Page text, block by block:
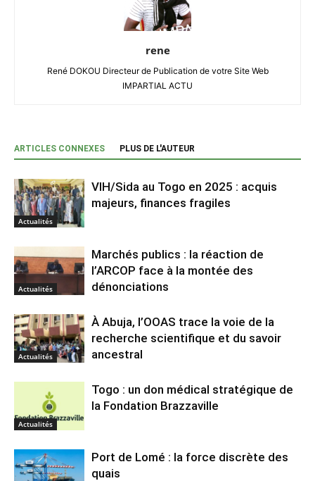
rene
René DOKOU Directeur de Publication de votre Site Web
IMPARTIAL ACTU
ARTICLES CONNEXES PLUS DE L'AUTEUR
Actualités
VIH/Sida au Togo en 2025 : acquis
majeurs, finances fragiles
Actualités
Marchés publics : la réaction de
l’ARCOP face à la montée des
dénonciations
Actualités
À Abuja, l’OOAS trace la voie de la
recherche scientifique et du savoir
ancestral
Actualités
Togo : un don médical stratégique de
la Fondation Brazzaville
Port de Lomé : la force discrète des
quais